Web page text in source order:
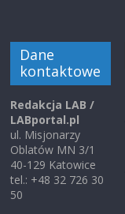
Dane
kontaktowe
Redakcja LAB /
LABportal.pl
ul. Misjonarzy
Oblatów MN 3/1
40-129 Katowice
tel.: +48 32 726 30
50